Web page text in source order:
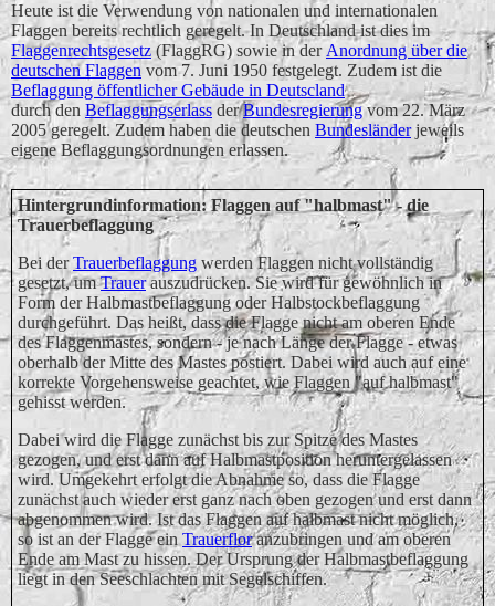
Heute ist die Verwendung von nationalen und internationalen
Flaggen bereits rechtlich geregelt. In Deutschland ist dies im
Flaggenrechtsgesetz (FlaggRG) sowie in der Anordnung über die
deutschen Flaggen vom 7. Juni 1950 festgelegt. Zudem ist die
Beflaggung öffentlicher Gebäude in Deutscland
durch den Beflaggungserlass derBundesregierungvom 22. März
2005 geregelt. Zudem haben die deutschen Bundesländerjeweils
eigene Beflaggungsordnungen erlassen.
Hintergrundinformation: Flaggen auf "halbmast" - die
Trauerbeflaggung
Bei derTrauerbeflaggung werden Flaggen nicht vollständig
gesetzt, umTrauerauszudrücken. Sie wird für gewöhnlich in
Form der Halbmastbeflaggung oder Halbstockbeflaggung
durchgeführt. Das heißt, dass die Flagge nicht am oberen Ende
des Flaggenmastes, sondern - je nach Länge der Flagge - etwas
oberhalb der Mitte des Mastes postiert. Dabei wird auch auf eine
korrekte Vorgehensweise geachtet, wie Flaggen "auf halbmast"
gehisst werden.
Dabei wird die Flagge zunächst bis zur Spitze des Mastes
gezogen, und erst dann auf Halbmastposition heruntergelassen
wird. Umgekehrt erfolgt die Abnahme so, dass die Flagge
zunächst auch wieder erst ganz nach oben gezogen und erst dann
abgenommen wird. Ist das Flaggen auf halbmast nicht möglich,
so ist an der Flagge ein Trauerfloranzubringen und am oberen
Ende am Mast zu hissen. Der Ursprung der Halbmastbeflaggung
liegt in den Seeschlachten mit Segelschiffen.